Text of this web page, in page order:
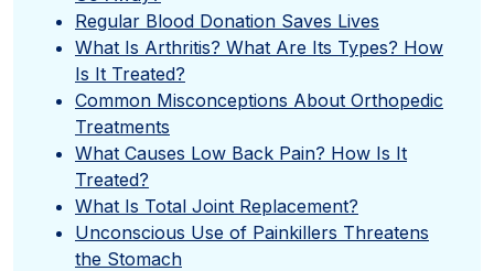
Regular Blood Donation Saves Lives
What Is Arthritis? What Are Its Types? How
Is It Treated?
Common Misconceptions About Orthopedic
Treatments
What Causes Low Back Pain? How Is It
Treated?
What Is Total Joint Replacement?
Unconscious Use of Painkillers Threatens
the Stomach